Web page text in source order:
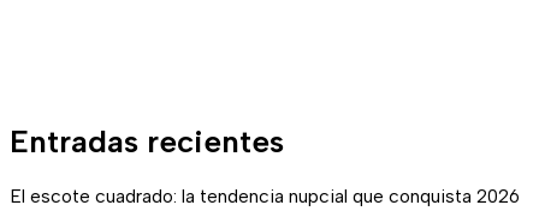
Entradas recientes
El escote cuadrado: la tendencia nupcial que conquista 2026